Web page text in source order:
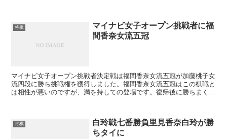
将棋
マイナビ女子オープン挑戦者に福
間香奈女流五冠
マイナビ女子オープン挑戦者決定戦は福間香奈女流五冠が加藤桃子女
流四段に勝ち挑戦権を獲得しました。福間香奈女流五冠はこの棋戦と
は相性が悪いのですが、満を持しての登場です。復帰後に勝ちまくっ
将棋
白玲戦七番勝負里見香奈白玲が勝
ちタイに